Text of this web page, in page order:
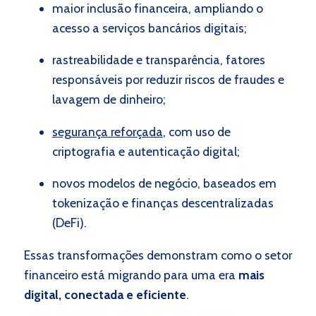
maior inclusão financeira, ampliando o
acesso a serviços bancários digitais;
rastreabilidade e transparência, fatores
responsáveis por reduzir riscos de fraudes e
lavagem de dinheiro;
segurança reforçada, com uso de
criptografia e autenticação digital;
novos modelos de negócio, baseados em
tokenização e finanças descentralizadas
(DeFi).
Essas transformações demonstram como o setor
financeiro está migrando para uma era mais
digital, conectada e eficiente.